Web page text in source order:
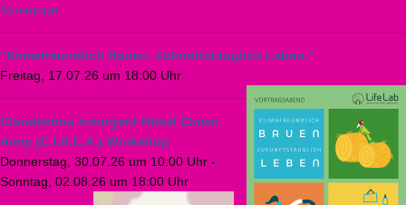
Synagoge
"Klimafreundlich Bauen. Zukunftstauglich Leben.“
Freitag, 17.07.26 um 18:00 Uhr
Clandestine Insurgent Rebel Clown
Army (C.I.R.C.A.) Workshop
Donnerstag, 30.07.26 um 10:00 Uhr -
Sonntag, 02.08.26 um 18:00 Uhr